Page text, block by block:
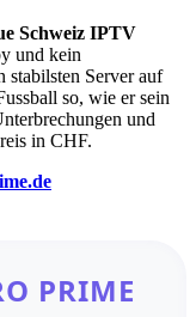
Schweiz IPTV
und kein
stabilsten Server auf
so, wie er sein
und
in CHF.
PRIME